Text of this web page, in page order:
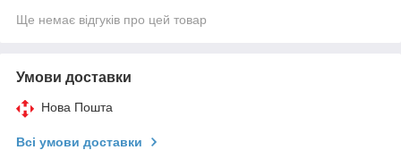
Ще немає відгуків про цей товар
Умови доставки
Нова Пошта
Всі умови доставки